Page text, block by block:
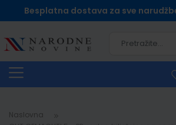
Besplatna dostava za sve
Naslovna